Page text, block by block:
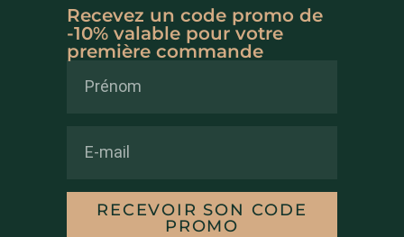
Recevez un code promo de
-10% valable pour votre
première commande
RECEVOIR SON CODE
PROMO